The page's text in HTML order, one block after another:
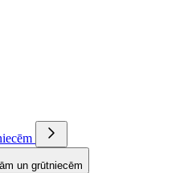
un grūtniecēm